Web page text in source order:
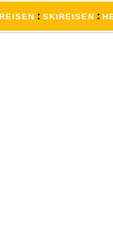
: SKIREISEN :